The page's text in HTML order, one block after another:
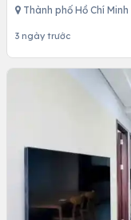
Thành phố Hồ Chí Minh
3 ngày trước